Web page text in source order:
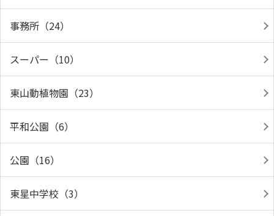
事務所（24）
スーパー（10）
東山動植物園（23）
平和公園（6）
公園（16）
東星中学校（3）